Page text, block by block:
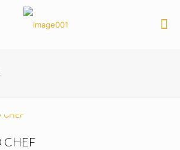
CHEF